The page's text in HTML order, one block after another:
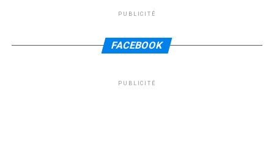
PUBLICITÉ
FACEBOOK
PUBLICITÉ